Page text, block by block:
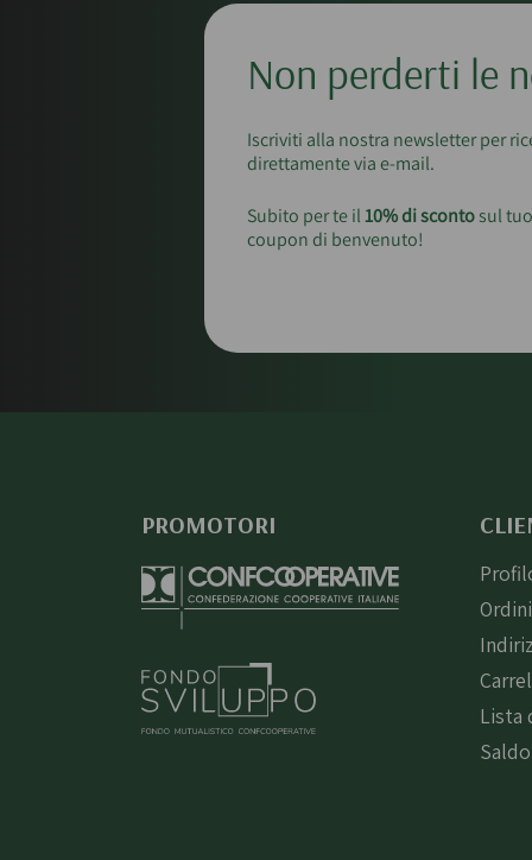
Non perderti le
Iscriviti alla nostra newsletter per
direttamente via e-mail.
Subito per te il10% di scontosul
coupon di benvenuto!
PROMOTORI
Ordini
Lista